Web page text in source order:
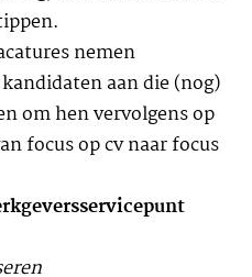
nemen
aan die (nog)
om hen vervolgens op
focus op cv naar focus